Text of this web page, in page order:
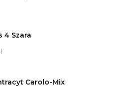
4 Szara
Carolo-Mix